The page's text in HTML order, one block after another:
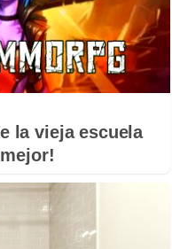
la vieja escuela